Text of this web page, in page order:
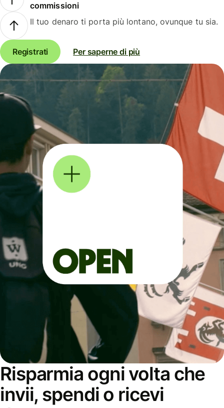
commissioni
Il tuo denaro ti porta più lontano, ovunque tu sia.
Registrati Per saperne di più
Risparmia ogni volta che
invii, spendi o ricevi